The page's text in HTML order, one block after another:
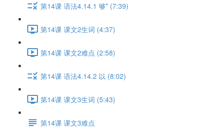
第14课 语法4.14.1 够* (7:39)
第14课 课文2生词 (4:37)
第14课 课文2难点 (2:58)
第14课 语法4.14.2 以 (8:02)
第14课 课文3生词 (5:43)
第14课 课文3难点